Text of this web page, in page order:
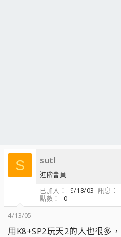
S sutl
進階會員
已加入
9/18/03 訊息
點數
0
4/13/05
用K8+SP2玩天2的人也很多